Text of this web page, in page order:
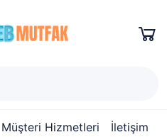
Müşteri Hizmetleri İletişim